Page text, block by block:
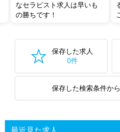
なセラピスト求人は早いも
の勝ちです！
保存した求人
0件
保存した検索条件か